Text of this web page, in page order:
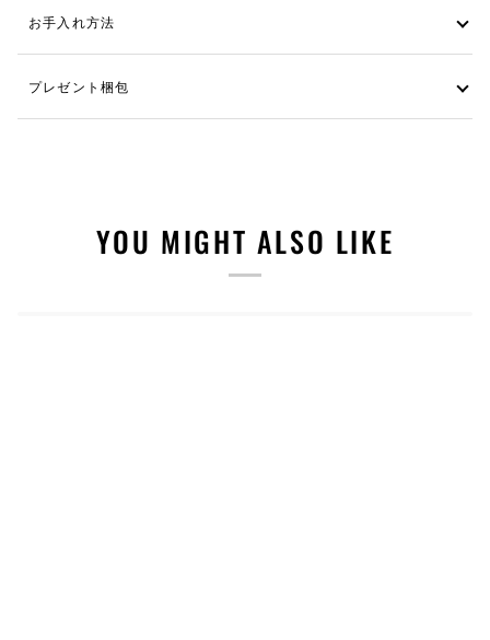
お手入れ方法
プレゼント梱包
YOU MIGHT ALSO LIKE